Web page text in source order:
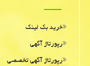
خرید بک لینک
رپورتاژ آگهی
رپورتاژ آگهی تخصصی